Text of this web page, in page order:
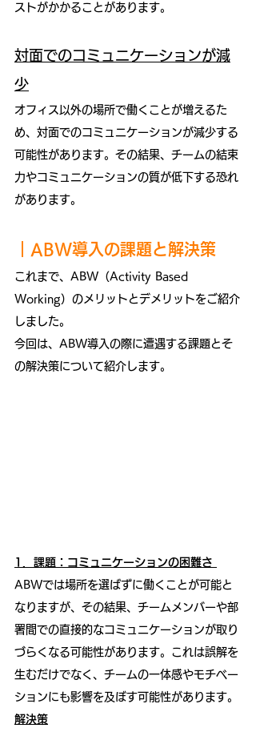
ストがかかることがあります。
対面でのコミュニケーションが減
少
オフィス以外の場所で働くことが増えるた
め、対面でのコミュニケーションが減少する
可能性があります。その結果、チームの結束
力やコミュニケーションの質が低下する恐れ
があります。
｜ABW導入の課題と解決策
これまで、ABW（Activity Based
Working）のメリットとデメリットをご紹介
しました。
今回は、ABW導入の際に遭遇する課題とそ
の解決策について紹介します。
1．課題：コミュニケーションの困難さ
ABWでは場所を選ばずに働くことが可能と
なりますが、その結果、チームメンバーや部
署間での直接的なコミュニケーションが取り
づらくなる可能性があります。これは誤解を
生むだけでなく、チームの一体感やモチベー
ションにも影響を及ぼす可能性があります。
解決策